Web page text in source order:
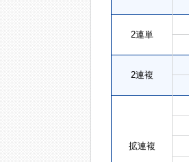
2連単
2連複
拡連複